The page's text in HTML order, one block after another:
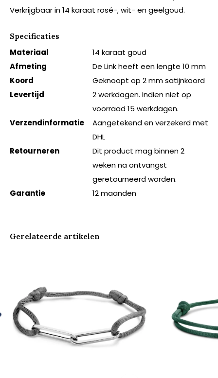
Verkrijgbaar in 14 karaat rosé-, wit- en geelgoud.
Specificaties
Materiaal
14 karaat goud
Afmeting
De Link heeft een lengte 10 mm
Koord
Geknoopt op 2 mm satijnkoord
Levertijd
2 werkdagen. Indien niet op
voorraad 15 werkdagen.
Verzendinformatie
Aangetekend en verzekerd met
DHL
Retourneren
Dit product mag binnen 2
weken na ontvangst
geretourneerd worden.
Garantie
12 maanden
Gerelateerde artikelen